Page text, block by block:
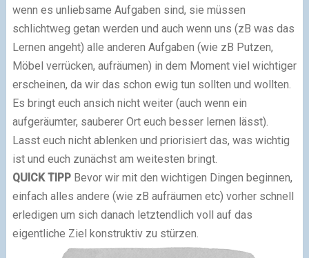
wenn es unliebsame Aufgaben sind, sie müssen
schlichtweg getan werden und auch wenn uns (zB was das
Lernen angeht) alle anderen Aufgaben (wie zB Putzen,
Möbel verrücken, aufräumen) in dem Moment viel wichtiger
erscheinen, da wir das schon ewig tun sollten und wollten.
Es bringt euch ansich nicht weiter (auch wenn ein
aufgeräumter, sauberer Ort euch besser lernen lässt).
Lasst euch nicht ablenken und priorisiert das, was wichtig
ist und euch zunächst am weitesten bringt.
QUICK TIPP Bevor wir mit den wichtigen Dingen beginnen,
einfach alles andere (wie zB aufräumen etc) vorher schnell
erledigen um sich danach letztendlich voll auf das
eigentliche Ziel konstruktiv zu stürzen.